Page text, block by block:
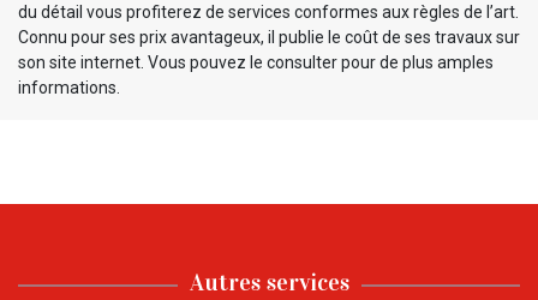
du détail vous profiterez de services conformes aux règles de l’art.
Connu pour ses prix avantageux, il publie le coût de ses travaux sur
son site internet. Vous pouvez le consulter pour de plus amples
informations.
Autres services